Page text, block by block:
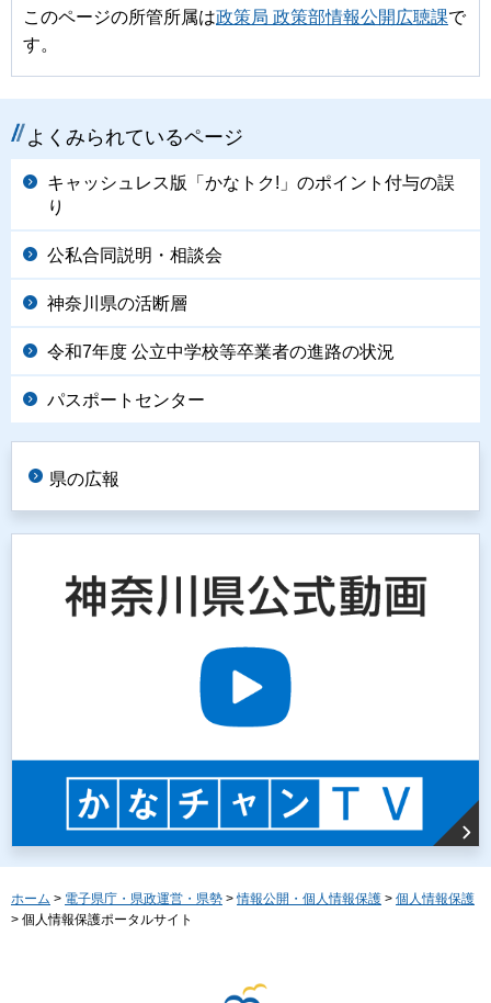
このページの所管所属は政策局 政策部情報公開広聴課で
す。
よくみられているページ
キャッシュレス版「かなトク!」のポイント付与の誤
り
公私合同説明・相談会
神奈川県の活断層
令和7年度 公立中学校等卒業者の進路の状況
パスポートセンター
県の広報
ホーム > 電子県庁・県政運営・県勢 >情報公開・個人情報保護 > 個人情報保護
> 個人情報保護ポータルサイト